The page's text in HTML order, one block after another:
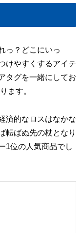
っ？どこにいっ
けやすくするアイテ
タグを一緒にしてお
ます。
済的なロスはなかな
転ばぬ先の杖となり
1位の人気商品でし